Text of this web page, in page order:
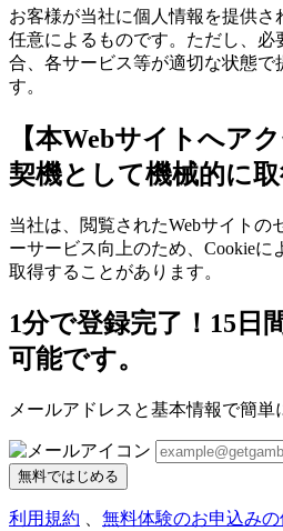
お客様が当社に個人情報を提供
任意によるものです。ただし、
合、各サービス等が適切な状態で
す。
【本Webサイトへア
契機として機械的に取
当社は、閲覧されたWebサイトの
ーサービス向上のため、Cookieに
取得することがあります。
1分で登録完了！15日
可能です。
メールアドレスと基本情報で簡単
無料ではじめる
利用規約
無料体験のお申込み